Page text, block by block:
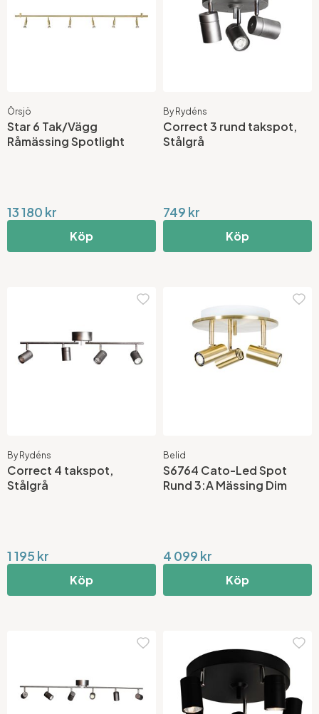
Örsjö
Star 6 Tak/Vägg
Råmässing Spotlight
13 180 kr
Köp
By Rydéns
Correct 3 rund takspot,
Stålgrå
749 kr
Köp
By Rydéns
Correct 4 takspot,
Stålgrå
1 195 kr
Köp
Belid
S6764 Cato-Led Spot
Rund 3:A Mässing Dim
4 099 kr
Köp